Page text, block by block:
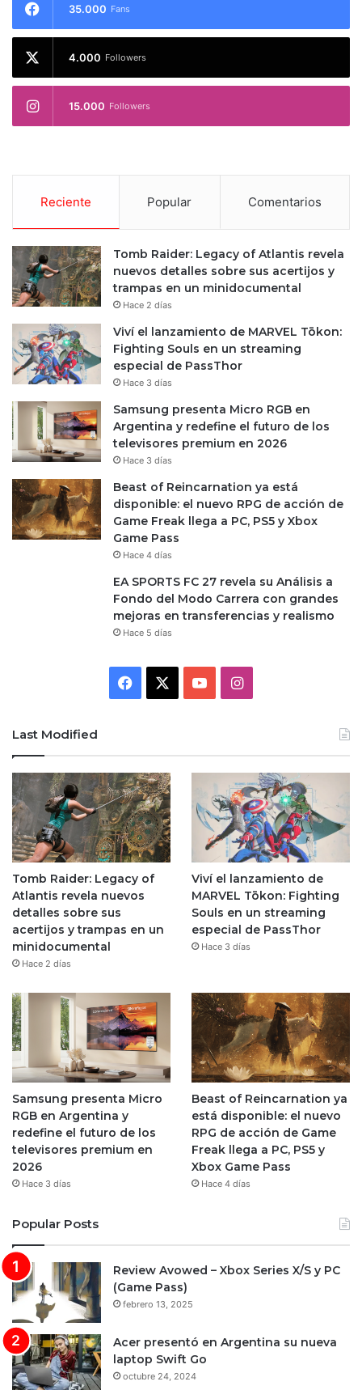
35.000 Fans
4.000 Followers
15.000 Followers
Reciente Popular Comentarios
Tomb Raider: Legacy of Atlantis revela
nuevos detalles sobre sus acertijos y
trampas en un minidocumental
Hace 2 días
Viví el lanzamiento de MARVEL Tōkon:
Fighting Souls en un streaming
especial de PassThor
Hace 3 días
Samsung presenta Micro RGB en
Argentina y redefine el futuro de los
televisores premium en 2026
Hace 3 días
Beast of Reincarnation ya está
disponible: el nuevo RPG de acción de
Game Freak llega a PC, PS5 y Xbox
Game Pass
Hace 4 días
EA SPORTS FC 27 revela su Análisis a
Fondo del Modo Carrera con grandes
mejoras en transferencias y realismo
Hace 5 días
Facebook YouTubeInstagram
Last Modified
Tomb Raider: Legacy of
Atlantis revela nuevos
detalles sobre sus
acertijos y trampas en un
minidocumental
Hace 2 días
Viví el lanzamiento de
MARVEL Tōkon: Fighting
Souls en un streaming
especial de PassThor
Hace 3 días
Samsung presenta Micro
RGB en Argentina y
redefine el futuro de los
televisores premium en
2026
Hace 3 días
Beast of Reincarnation ya
está disponible: el nuevo
RPG de acción de Game
Freak llega a PC, PS5 y
Xbox Game Pass
Hace 4 días
Popular Posts
Review Avowed – Xbox Series X/S y PC
(Game Pass)
febrero 13, 2025
Acer presentó en Argentina su nueva
laptop Swift Go
octubre 24, 2024